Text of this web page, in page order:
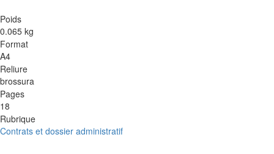
Poids
0.065 kg
Format
A4
Reliure
brossura
Pages
18
Rubrique
Contrats et dossier administratif